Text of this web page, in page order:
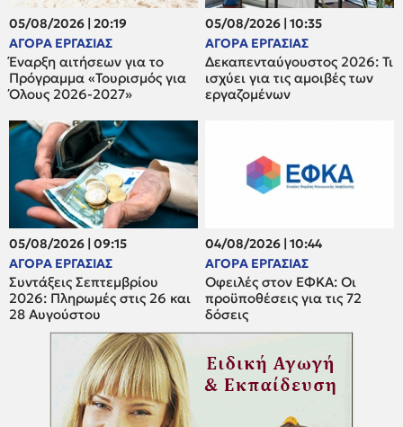
05/08/2026 | 20:19
ΑΓΟΡΑ ΕΡΓΑΣΙΑΣ
Έναρξη αιτήσεων για το
Πρόγραμμα «Τουρισμός για
Όλους 2026-2027»
05/08/2026 | 10:35
ΑΓΟΡΑ ΕΡΓΑΣΙΑΣ
Δεκαπενταύγουστος 2026: Τι
ισχύει για τις αμοιβές των
εργαζομένων
05/08/2026 | 09:15
ΑΓΟΡΑ ΕΡΓΑΣΙΑΣ
Συντάξεις Σεπτεμβρίου
2026: Πληρωμές στις 26 και
28 Αυγούστου
04/08/2026 | 10:44
ΑΓΟΡΑ ΕΡΓΑΣΙΑΣ
Οφειλές στον ΕΦΚΑ: Οι
προϋποθέσεις για τις 72
δόσεις